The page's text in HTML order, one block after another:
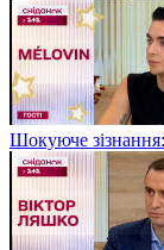
Шокуюче